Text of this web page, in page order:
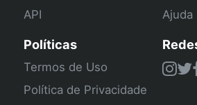
API
Ajuda
Políticas
Termos de Uso
Política de Privacidade